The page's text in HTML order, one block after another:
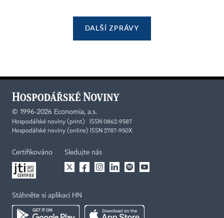
DALŠÍ ZPRÁVY
© 1996-2026 Economia, a.s.
Hospodářské noviny (print) ISSN 0862-9587
Hospodářské noviny (online) ISSN 2787-950X
Certifikováno Sledujte nás
Stáhněte si aplikaci HN